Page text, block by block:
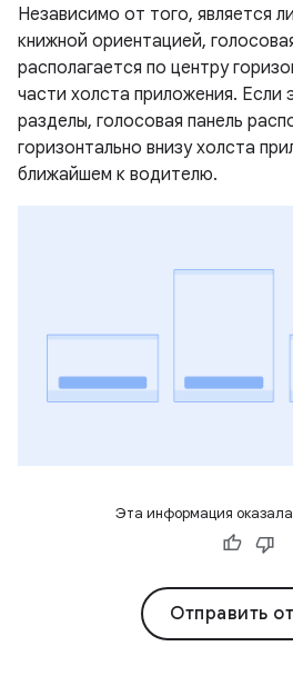
Независимо от того, является
книжной ориентацией,
располагается по центру
части холста приложения. Если
разделы, голосовая панель
горизонтально внизу холста
ближайшем к водителю.
Эта информация
Отправить